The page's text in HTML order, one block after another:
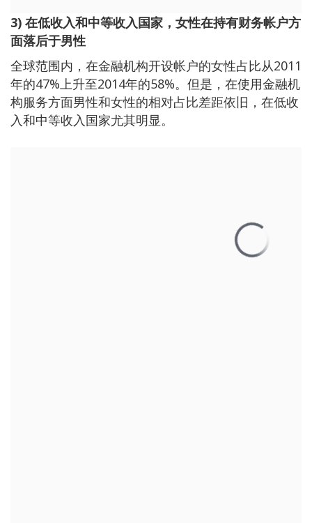
3) 在低收入和中等收入国家，女性在持有财务帐户方
面落后于男性
全球范围内，在金融机构开设帐户的女性占比从2011
年的47%上升至2014年的58%。但是，在使用金融机
构服务方面男性和女性的相对占比差距依旧，在低收
入和中等收入国家尤其明显。